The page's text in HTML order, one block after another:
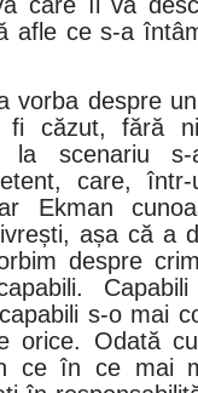
afle ce s-a
vorba despre
căzut, fără
la scenariu
care,
Ekman
așa că a
despre
s-o mai
orice. Odată
ce în ce mai